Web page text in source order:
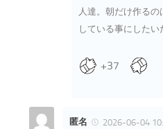
人達。朝だけ作る
している事にしたい
+37
匿名
2026-06-04